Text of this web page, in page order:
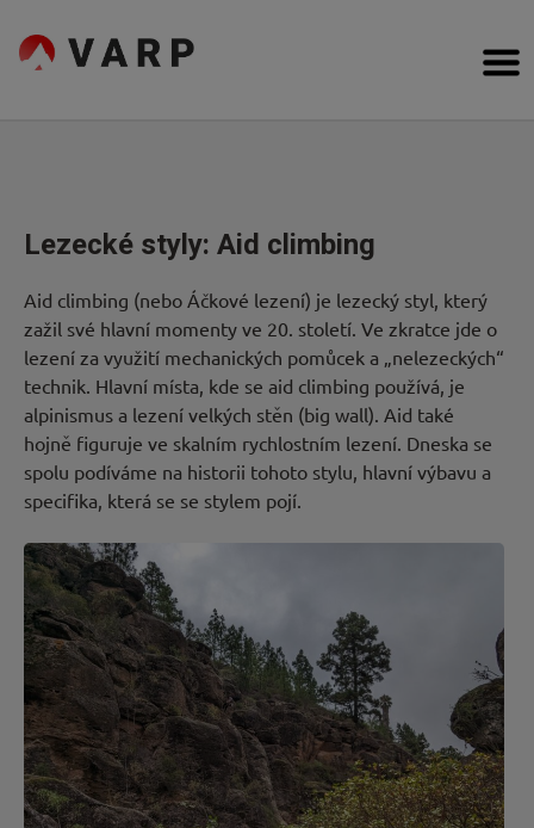
obsah
Inspirace
Komunita
Kdo
jsme
Forum
Nová
cesta
Lezecké styly: Aid climbing
Aid climbing (nebo Áčkové lezení) je lezecký styl, který
zažil své hlavní momenty ve 20. století. Ve zkratce jde o
lezení za využití mechanických pomůcek a „nelezeckých“
technik. Hlavní místa, kde se aid climbing používá, je
alpinismus a lezení velkých stěn (big wall). Aid také
hojně figuruje ve skalním rychlostním lezení. Dneska se
spolu podíváme na historii tohoto stylu, hlavní výbavu a
specifika, která se se stylem pojí.